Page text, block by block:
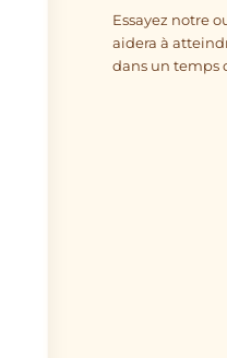
Essayez notre
aidera à
dans un temps